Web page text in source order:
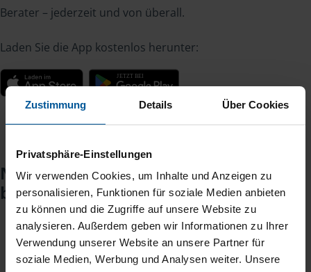
Zustimmung Details Über Cookies
Privatsphäre-Einstellungen
Wir verwenden Cookies, um Inhalte und Anzeigen zu
personalisieren, Funktionen für soziale Medien anbieten
zu können und die Zugriffe auf unsere Website zu
analysieren. Außerdem geben wir Informationen zu Ihrer
Verwendung unserer Website an unsere Partner für
soziale Medien, Werbung und Analysen weiter. Unsere
Berater – jederzeit und von überall.
Laden Sie die App kostenlos herunter:
Noch keinen Zugang? So einfach
beantragen Sie ihn.
1
Sie teilen mir mit, dass Sie MeineVLH nutzen
wollen.